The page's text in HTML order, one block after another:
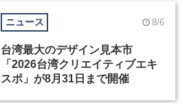
ニュース 8/6
台湾最大のデザイン見本市
「2026台湾クリエイティブエキ
スポ」が8月31日まで開催